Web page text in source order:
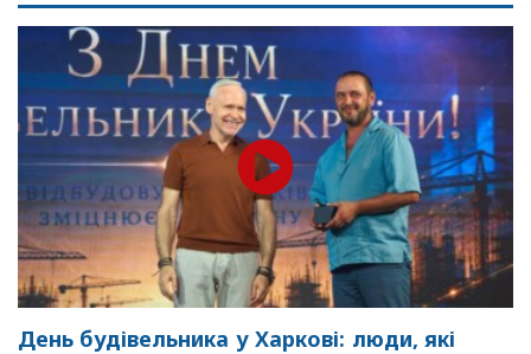
День будівельника у Харкові: люди, які